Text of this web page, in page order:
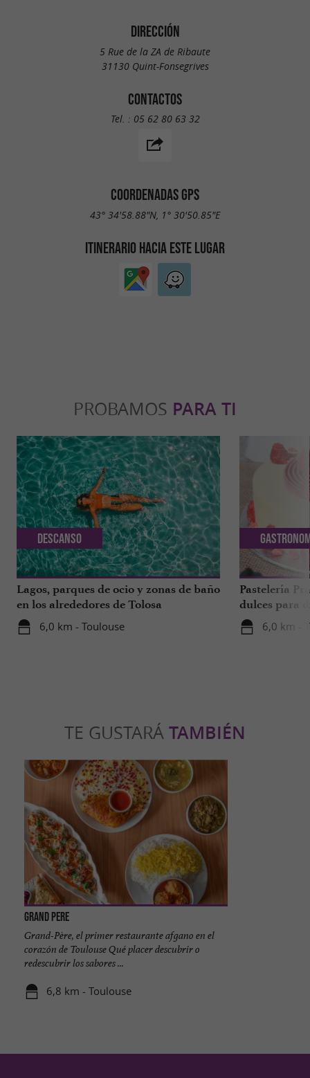
DIRECCIÓN
5 Rue de la ZA de Ribaute
31130 Quint-Fonsegrives
CONTACTOS
Tel. : 05 62 80 63 32
COORDENADAS GPS
43° 34'58.88"N, 1° 30'50.85"E
ITINERARIO HACIA ESTE LUGAR
PROBAMOS PARA TI
Lagos, parques de ocio y zonas de baño
en los alrededores de Tolosa
6,0 km - Toulouse
Descanso
Pastelería
dulces para
a 1 hora de
6,0 km -
TE GUSTARÁ TAMBIÉN
Grand Pere
Grand-Père, el primer restaurante afgano en el
corazón de Toulouse Qué placer descubrir o
redescubrir los sabores ...
6,8 km - Toulouse